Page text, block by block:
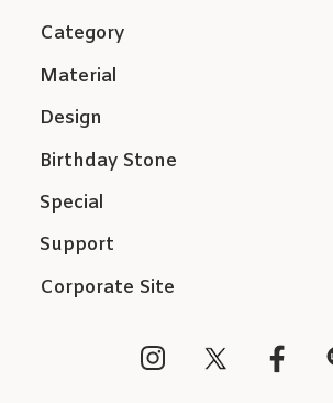
Category
Support
Corporate Site
Material
Design
Birthday Stone
Special